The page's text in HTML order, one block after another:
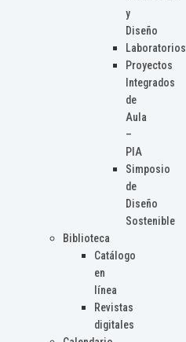
y
Diseño
Laboratorios
Proyectos
Integrados
de
Aula
–
PIA
Simposio
de
Diseño
Sostenible
Biblioteca
Catálogo
en
línea
Revistas
digitales